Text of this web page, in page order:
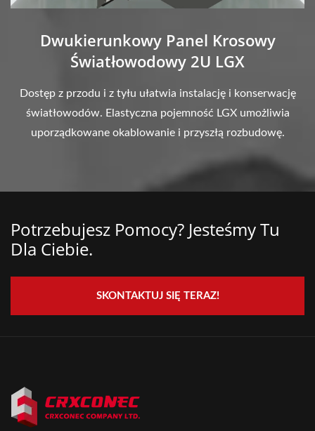
Dwukierunkowy Panel Krosowy
Światłowodowy 2U LGX
Dostęp z przodu i z tyłu ułatwia instalację i konserwację
światłowodów. Elastyczna pojemność LGX umożliwia
uporządkowane okablowanie i przyszłą rozbudowę.
Potrzebujesz Pomocy? Jesteśmy Tu
Dla Ciebie.
SKONTAKTUJ SIĘ TERAZ!